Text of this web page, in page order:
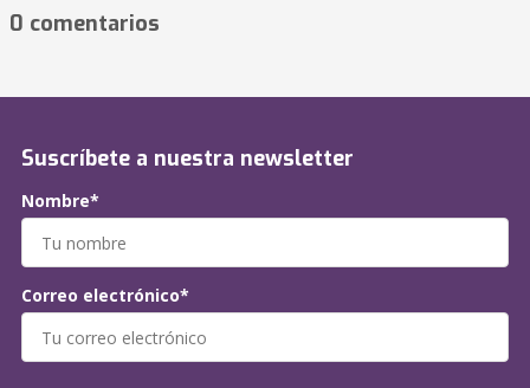
0 comentarios
Suscríbete a nuestra newsletter
Nombre*
Correo electrónico*